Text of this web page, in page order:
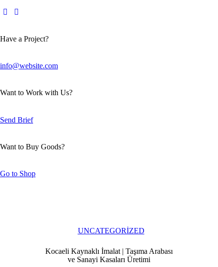
Have a Project?
info@website.com
Want to Work with Us?
Send Brief
Want to Buy Goods?
Go to Shop
UNCATEGORIZED
Kocaeli Kaynaklı İmalat | Taşıma Arabası
ve Sanayi Kasaları Üretimi